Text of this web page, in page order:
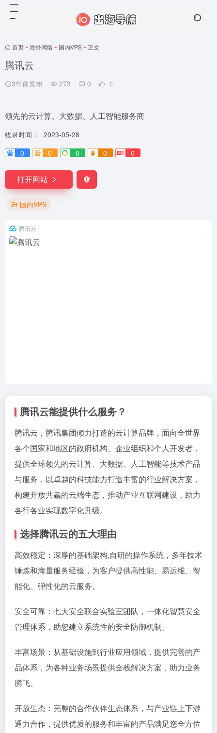
首页 • 海外网络 • 国内VPS • 正文
腾讯云
3年前发布 273 0 0
领先的云计算、大数据、人工智能服务商
收录时间：
2023-05-28
0
0 0 0 0
打开网站
国内VPS
腾讯云
腾讯云能提供什么服务？
腾讯云，腾讯集团倾力打造的云计算品牌，面向全世界
各个国家和地区的政府机构、企业组织和个人开发者，
提供全球领先的云计算、大数据、人工智能等技术产品
与服务，以卓越的科技能力打造丰富的行业解决方案，
构建开放共赢的云端生态，推动产业互联网建设，助力
各行各业实现数字化升级。
选择腾讯云的五大理由
高效稳定：深厚的基础架构,自研的操作系统，多年技术
锤炼和海量服务经验，为客户提供高性能、易运维、智
能化、弹性化的云服务。
安全可靠：七大安全联合实验室团队，一体化智慧安全
管理体系，助您建立系统性的安全防御机制。
丰富场景：从基础设施到行业应用领域，提供完善的产
品体系，为各种业务场景提供全栈解决方案，助力业务
腾飞。
开放生态：完整的合作伙伴生态体系，与产业链上下游
通力合作，提供优质的服务和丰富的产品满足您全方位